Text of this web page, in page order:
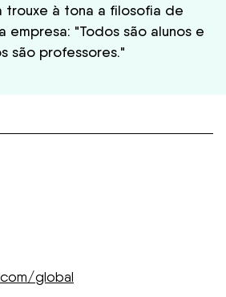
trouxe à tona a filosofia de
empresa: "Todos são alunos e
são professores."
global